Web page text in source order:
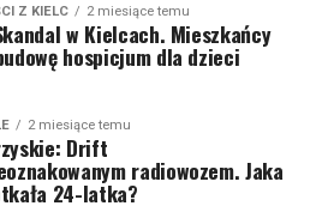
Z KIELC 2 miesiące temu
w Kielcach. Mieszkańcy
hospicjum dla dzieci
2 miesiące temu
Drift
radiowozem. Jaka
24-latka?